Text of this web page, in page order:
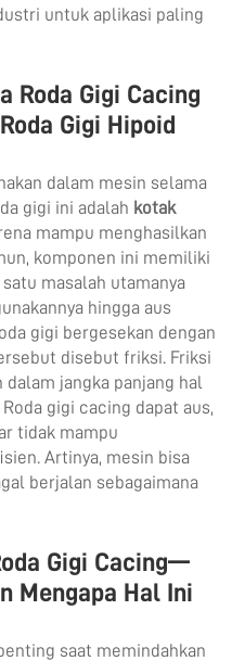
untuk aplikasi paling
Roda Gigi Cacing
Gigi Hipoid
dalam mesin selama
gigi ini adalah kotak
mampu menghasilkan
komponen ini memiliki
masalah utamanya
hingga aus
gigi bergesekan dengan
disebut friksi. Friksi
jangka panjang hal
gigi cacing dapat aus,
tidak mampu
Artinya, mesin bisa
berjalan sebagaimana
Gigi Cacing—
Mengapa Hal Ini
saat memindahkan